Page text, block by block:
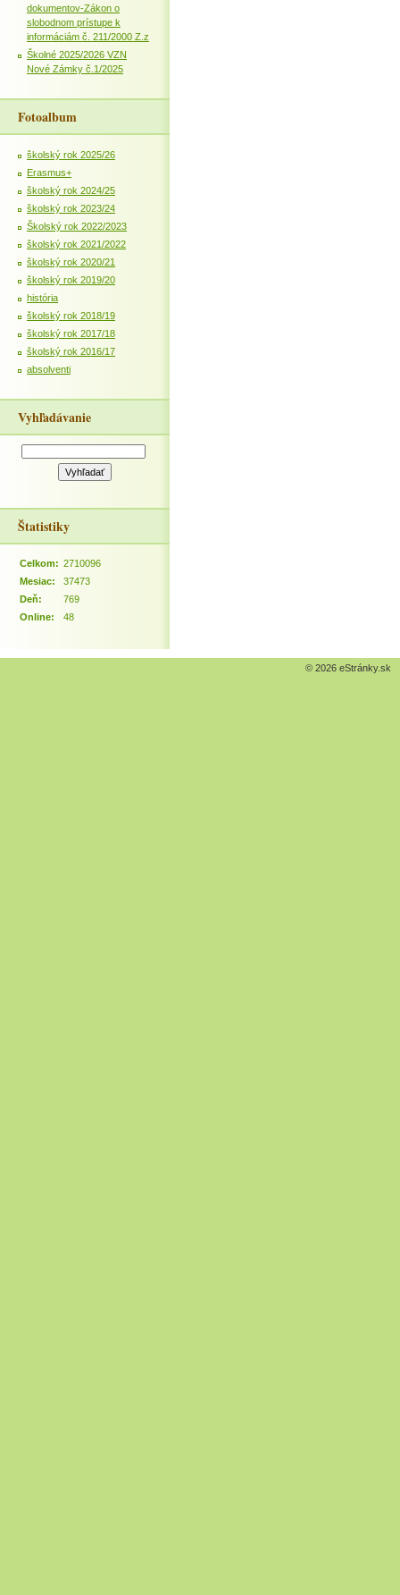
dokumentov-Zákon o
slobodnom prístupe k
informáciám č. 211/2000 Z.z
Školné 2025/2026 VZN
Nové Zámky č.1/2025
Fotoalbum
školský rok 2025/26
Erasmus+
školský rok 2024/25
školský rok 2023/24
Školský rok 2022/2023
školský rok 2021/2022
školský rok 2020/21
školský rok 2019/20
história
školský rok 2018/19
školský rok 2017/18
školský rok 2016/17
absolventi
Vyhľadávanie
Štatistiky
Online: 48
Celkom: 2710096
Mesiac:
37473
Deň:
769
© 2026 eStránky.sk